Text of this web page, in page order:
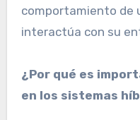
comportamiento de
interactúa con su
¿Por qué es
en los sistemas